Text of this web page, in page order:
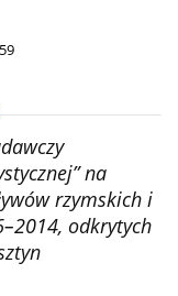
na
rzymskich i
odkrytych